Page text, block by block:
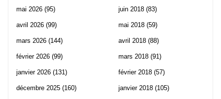
mai 2026 (95)
avril 2026 (99)
mars 2026 (144)
février 2026 (99)
janvier 2026 (131)
décembre 2025 (160)
juin 2018 (83)
mai 2018 (59)
avril 2018 (88)
mars 2018 (91)
février 2018 (57)
janvier 2018 (105)